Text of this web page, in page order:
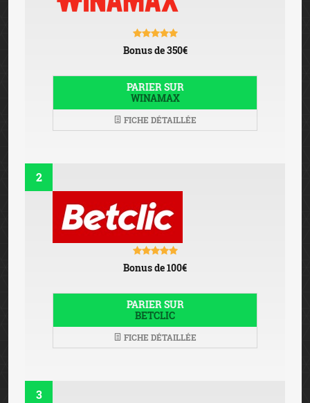
Bonus de 350€
PARIER SUR
WINAMAX
FICHE DÉTAILLÉE
2
Bonus de 100€
PARIER SUR
BETCLIC
FICHE DÉTAILLÉE
3